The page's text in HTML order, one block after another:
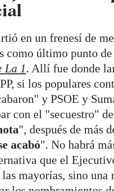
en un frenesí de
como último punto
La 1. Allí fue donde
si los populares
y PSOE y
con el "secuestro"
", después de más
acabó". No habrá
que el
mayorías, sino